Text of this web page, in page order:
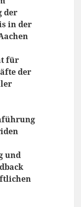
der
in der
für
der
und